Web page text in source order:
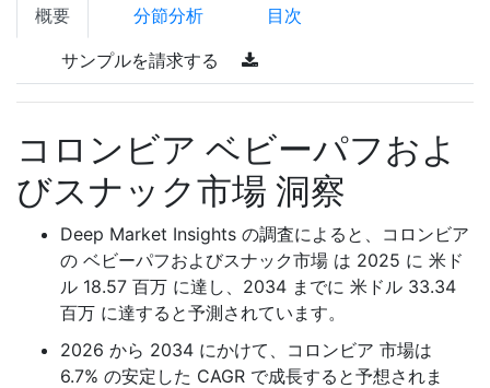
概要 分節分析 目次
サンプルを請求する
コロンビア ベビーパフおよ
びスナック市場 洞察
Deep Market Insights の調査によると、コロンビア
の ベビーパフおよびスナック市場 は 2025 に 米ド
ル 18.57 百万 に達し、2034 までに 米ドル 33.34
百万 に達すると予測されています。
2026 から 2034 にかけて、コロンビア 市場は
6.7% の安定した CAGR で成長すると予想されま